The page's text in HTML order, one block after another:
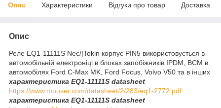
Опис Характеристики Відгуки про товар Доставка
Опис
Реле EQ1-11111S Nec/|Tokin корпус PIN5 використовується в
автомобільній електроніці в блоках запобіжників IPDM, BCM в
автомобілях Ford C-Max MK, Ford Focus, Volvo V50 та в інших
характеристика EQ1-11111S datasheet
https://www.mouser.com/datasheet/2/283/eq1-2772.pdf
характеристика EQ1-11111S datasheet